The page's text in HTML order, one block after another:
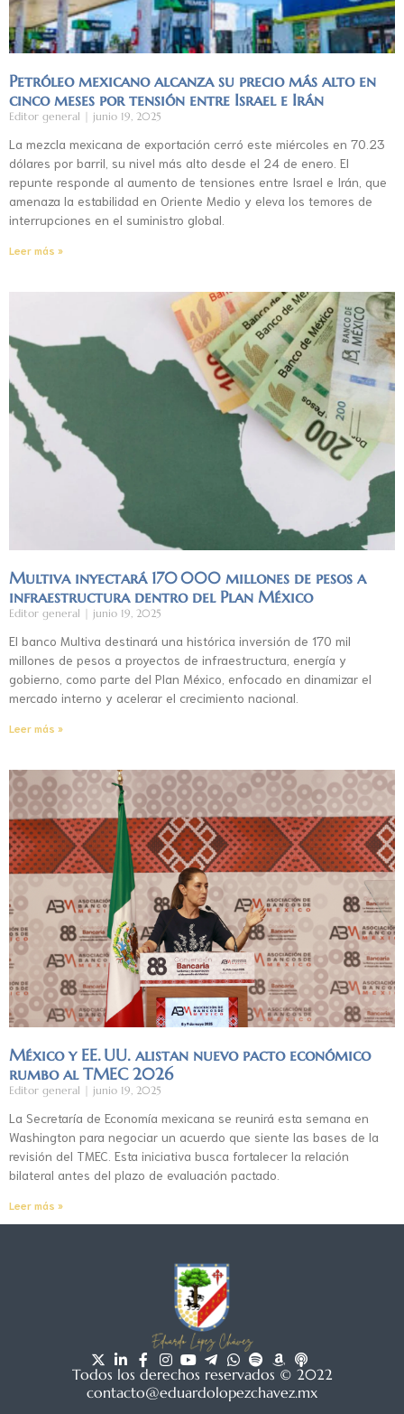
Petróleo mexicano alcanza su precio más alto en
cinco meses por tensión entre Israel e Irán
Editor general junio 19, 2025
La mezcla mexicana de exportación cerró este miércoles en 70.23
dólares por barril, su nivel más alto desde el 24 de enero. El
repunte responde al aumento de tensiones entre Israel e Irán, que
amenaza la estabilidad en Oriente Medio y eleva los temores de
interrupciones en el suministro global.
Leer más »
Multiva inyectará 170 000 millones de pesos a
infraestructura dentro del Plan México
Editor general junio 19, 2025
El banco Multiva destinará una histórica inversión de 170 mil
millones de pesos a proyectos de infraestructura, energía y
gobierno, como parte del Plan México, enfocado en dinamizar el
mercado interno y acelerar el crecimiento nacional.
Leer más »
México y EE. UU. alistan nuevo pacto económico
rumbo al TMEC 2026
Editor general junio 19, 2025
La Secretaría de Economía mexicana se reunirá esta semana en
Washington para negociar un acuerdo que siente las bases de la
revisión del TMEC. Esta iniciativa busca fortalecer la relación
bilateral antes del plazo de evaluación pactado.
Leer más »
Todos los derechos reservados © 2022
contacto@eduardolopezchavez.mx